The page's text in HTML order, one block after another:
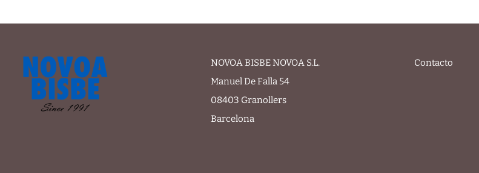
NOVOA BISBE NOVOA S.L.
Manuel De Falla 54
08403 Granollers
Barcelona
Contacto